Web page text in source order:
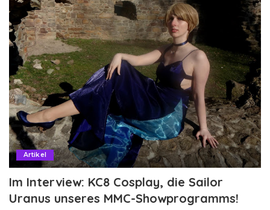
Artikel
Im Interview: KC8 Cosplay, die Sailor
Uranus unseres MMC-Showprogramms!